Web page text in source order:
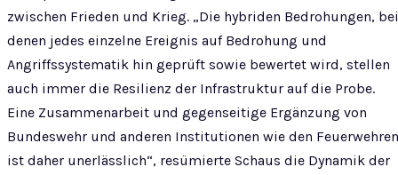
zwischen Frieden und Krieg. „Die hybriden Bedrohungen, bei
denen jedes einzelne Ereignis auf Bedrohung und
Angriffssystematik hin geprüft sowie bewertet wird, stellen
auch immer die Resilienz der Infrastruktur auf die Probe.
Eine Zusammenarbeit und gegenseitige Ergänzung von
Bundeswehr und anderen Institutionen wie den Feuerwehren
ist daher unerlässlich“, resümierte Schaus die Dynamik der